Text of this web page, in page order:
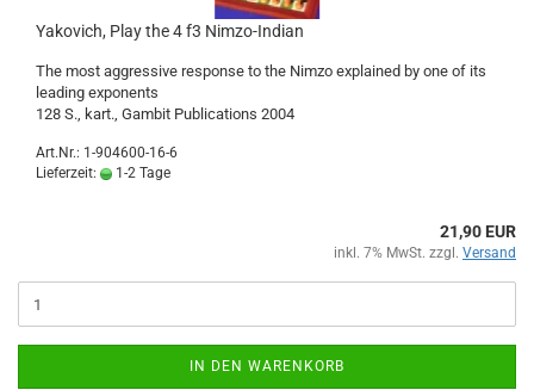
Yakovich, Play the 4 f3 Nimzo-Indian
The most aggressive response to the Nimzo explained by one of its
leading exponents
128 S., kart., Gambit Publications 2004
Art.Nr.: 1-904600-16-6
Lieferzeit:
1-2 Tage
21,90 EUR
inkl. 7% MwSt. zzgl. Versand
IN DEN WARENKORB